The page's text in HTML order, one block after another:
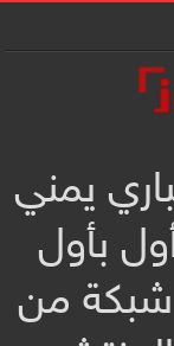
يمني
بأول
شبكة من